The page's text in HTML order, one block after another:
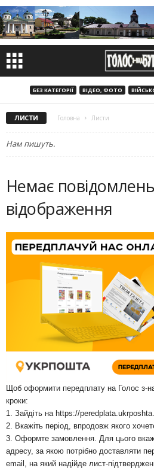
БЕЗ КАТЕГОРІЇ ВІДЕО, ФОТО
ЛИСТИ Головна Листи
Нам пишуть.
Немає
відображення
Щоб оформити передплату на Голос з-
кроки:
1. Зайдіть на https://
2. Вкажіть період, впродовж якого
3. Оформте замовлення. Для цього
адресу, за якою потрібно доставляти
email, на який надійде лист-